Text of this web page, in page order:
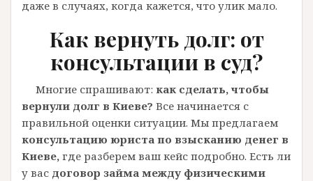
даже в случаях, когда кажется, что улик мало.
Как вернуть долг: от
консультации в суд?
Многие спрашивают: как сделать, чтобы
вернули долг в Киеве? Все начинается с
правильной оценки ситуации. Мы предлагаем
консультацию юриста по взысканию денег в
Киеве, где разберем ваш кейс подробно. Есть ли
у вас договор займа между физическими